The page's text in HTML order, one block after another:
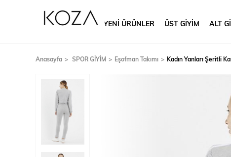
YENİ ÜRÜNLER ÜST GİYİM ALT
Anasayfa SPOR GİYİM Eşofman Takımı Kadın Yanları Şeritli